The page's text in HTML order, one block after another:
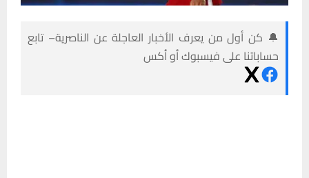
🔔 كن أول من يعرف الأخبار العاجلة عن الناصرية– تابع
حساباتنا على فيسبوك أو أكس